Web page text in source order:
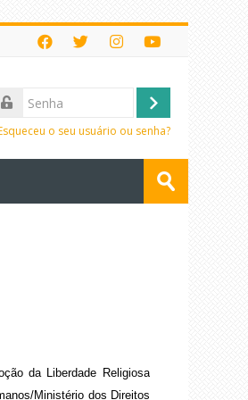
Acessar
o seu usuário ou senha?
Enviar
da Liberdade Religiosa
Ministério dos Direitos